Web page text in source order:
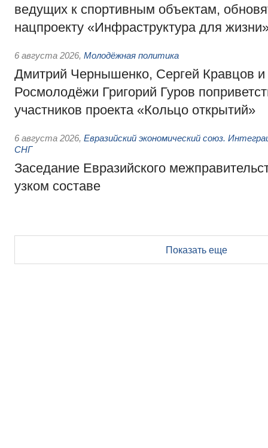
ведущих к спортивным объектам,
нацпроекту «Инфраструктура для
6 августа 2026, Молодёжная политика
Дмитрий Чернышенко, Сергей Кравцов и
Росмолодёжи Григорий Гуров
участников проекта «Кольцо открытий»
6 августа 2026, Евразийский экономический союз.
СНГ
Заседание Евразийского
узком составе
Показать еще